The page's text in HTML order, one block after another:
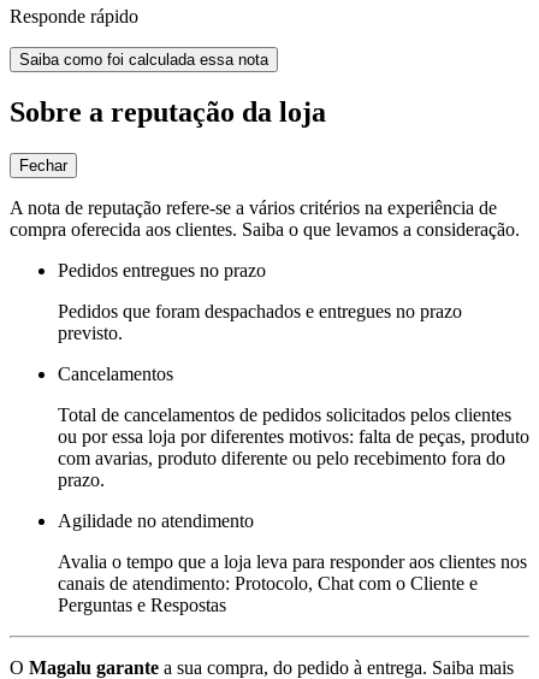
Responde rápido
Saiba como foi calculada essa nota
Sobre a reputação da loja
Fechar
A nota de reputação refere-se a vários critérios na experiência de
compra oferecida aos clientes. Saiba o que levamos a consideração.
Pedidos entregues no prazo
Pedidos que foram despachados e entregues no prazo
previsto.
Cancelamentos
Total de cancelamentos de pedidos solicitados pelos clientes
ou por essa loja por diferentes motivos: falta de peças, produto
com avarias, produto diferente ou pelo recebimento fora do
prazo.
Agilidade no atendimento
Avalia o tempo que a loja leva para responder aos clientes nos
canais de atendimento: Protocolo, Chat com o Cliente e
Perguntas e Respostas
O Magalu garante a sua compra, do pedido à entrega. Saiba mais